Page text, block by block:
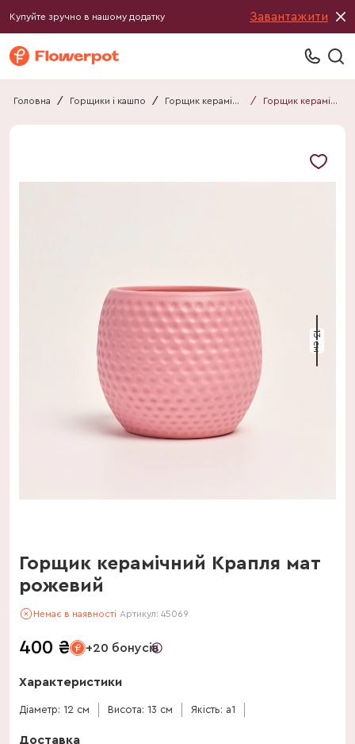
Купуйте зручно в нашому додатку Завантажити
Головна / Горщики і кашпо / Горщик керамічний / Горщик керамічний Крапля мат рожевий
13 см
Горщик керамічний Крапля мат
рожевий
Немає в наявності Артикул: 45069
400 ₴ +20 бонусів
Характеристики
Діаметр: 12 см Висота: 13 см Якість: a1
Доставка